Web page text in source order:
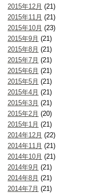
2015年12月 (21)
2015年11月 (21)
2015年10月 (23)
2015年9月 (21)
2015年8月 (21)
2015年7月 (21)
2015年6月 (21)
2015年5月 (21)
2015年4月 (21)
2015年3月 (21)
2015年2月 (20)
2015年1月 (21)
2014年12月 (22)
2014年11月 (21)
2014年10月 (21)
2014年9月 (21)
2014年8月 (21)
2014年7月 (21)